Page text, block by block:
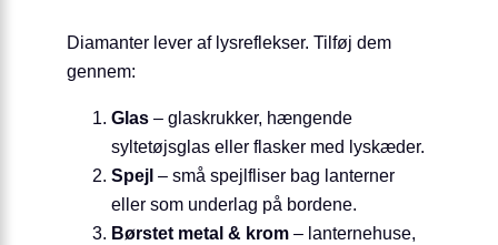
Diamanter lever af lysreflekser. Tilføj dem
gennem:
Glas – glaskrukker, hængende
syltetøjsglas eller flasker med lyskæder.
Spejl – små spejlfliser bag lanterner
eller som underlag på bordene.
Børstet metal & krom – lanternehuse,